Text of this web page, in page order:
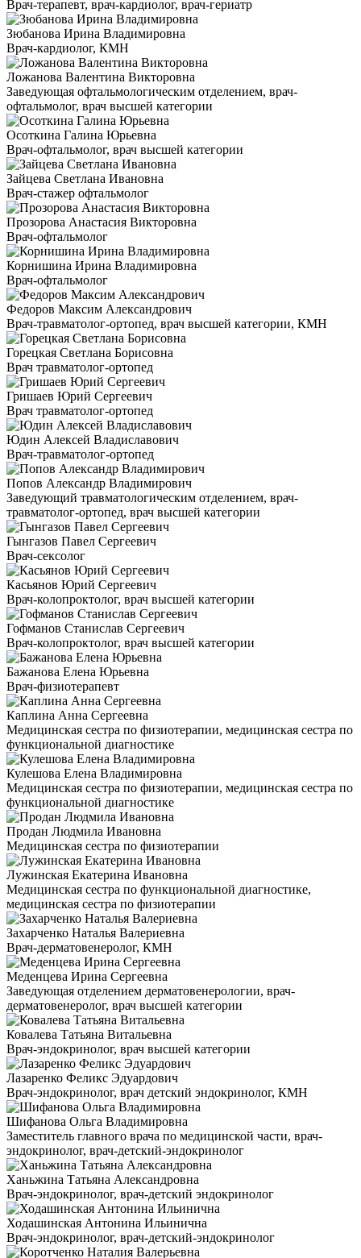
Врач-терапевт, врач-кардиолог, врач-гериатр
Зюбанова Ирина Владимировна
Врач-кардиолог, КМН
Ложанова Валентина Викторовна
Заведующая офтальмологическим отделением, врач-
офтальмолог, врач высшей категории
Осоткина Галина Юрьевна
Врач-офтальмолог, врач высшей категории
Зайцева Светлана Ивановна
Врач-стажер офтальмолог
Прозорова Анастасия Викторовна
Врач-офтальмолог
Корнишина Ирина Владимировна
Врач-офтальмолог
Федоров Максим Александрович
Врач-травматолог-ортопед, врач высшей категории, КМН
Горецкая Светлана Борисовна
Врач травматолог-ортопед
Гришаев Юрий Сергеевич
Врач травматолог-ортопед
Юдин Алексей Владиславович
Врач-травматолог-ортопед
Попов Александр Владимирович
Заведующий травматологическим отделением, врач-
травматолог-ортопед, врач высшей категории
Гынгазов Павел Сергеевич
Врач-сексолог
Касьянов Юрий Сергеевич
Врач-колопроктолог, врач высшей категории
Гофманов Станислав Сергеевич
Врач-колопроктолог, врач высшей категории
Бажанова Елена Юрьевна
Врач-физиотерапевт
Каплина Анна Сергеевна
Медицинская сестра по физиотерапии, медицинская сестра по
функциональной диагностике
Кулешова Елена Владимировна
Медицинская сестра по физиотерапии, медицинская сестра по
функциональной диагностике
Продан Людмила Ивановна
Медицинская сестра по физиотерапии
Лужинская Екатерина Ивановна
Медицинская сестра по функциональной диагностике,
медицинская сестра по физиотерапии
Захарченко Наталья Валериевна
Врач-дерматовенеролог, КМН
Меденцева Ирина Сергеевна
Заведующая отделением дерматовенерологии, врач-
дерматовенеролог, врач высшей категории
Ковалева Татьяна Витальевна
Врач-эндокринолог, врач высшей категории
Лазаренко Феликс Эдуардович
Врач-эндокринолог, врач детский эндокринолог, КМН
Шифанова Ольга Владимировна
Заместитель главного врача по медицинской части, врач-
эндокринолог, врач-детский-эндокринолог
Ханьжина Татьяна Александровна
Врач-эндокринолог, врач-детский эндокринолог
Ходашинская Антонина Ильинична
Врач-эндокринолог, врач-детский-эндокринолог